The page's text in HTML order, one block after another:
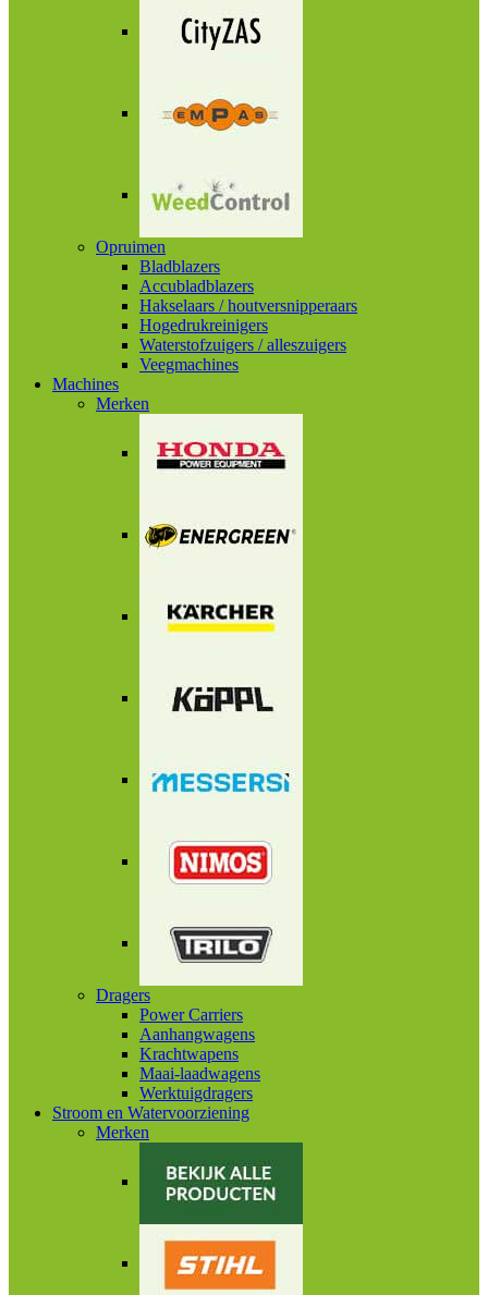
Opruimen
Bladblazers
Accubladblazers
Hakselaars / houtversnipperaars
Hogedrukreinigers
Waterstofzuigers / alleszuigers
Veegmachines
Machines
Merken
Dragers
Power Carriers
Aanhangwagens
Krachtwapens
Maai-laadwagens
Werktuigdragers
Stroom en Watervoorziening
Merken